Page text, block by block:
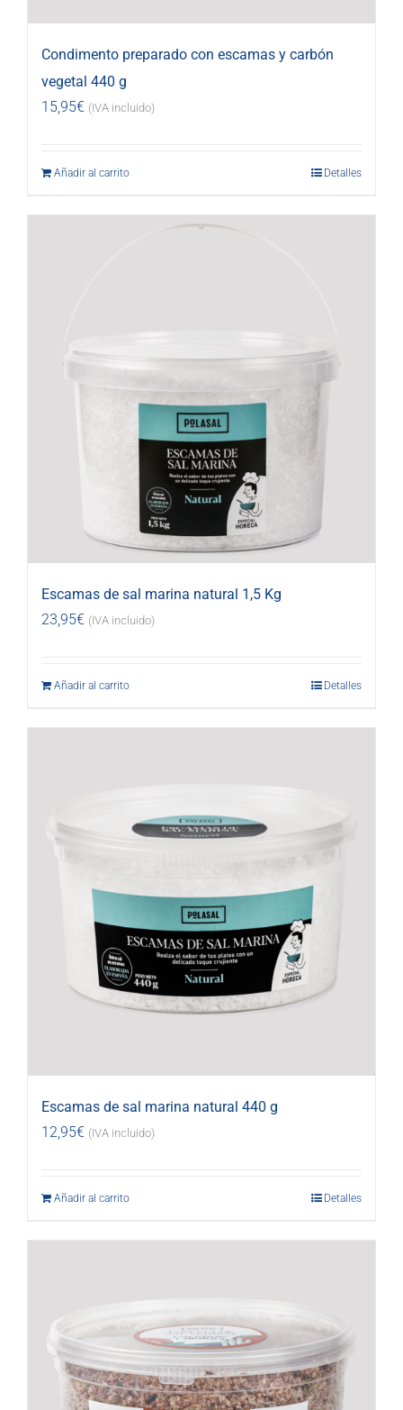
Condimento preparado con escamas y carbón
vegetal 440 g
15,95€ (IVA incluido)
Añadir al carrito Detalles
Escamas de sal marina natural 1,5 Kg
23,95€ (IVA incluido)
Añadir al carrito Detalles
Escamas de sal marina natural 440 g
12,95€ (IVA incluido)
Añadir al carrito Detalles